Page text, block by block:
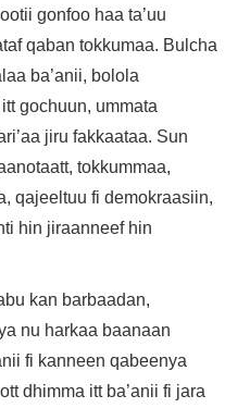
gonfoo haa ta’uu
qaban tokkumaa. Bulcha
ba’anii, bolola
gochuun, ummata
jiru fakkaataa. Sun
tokkummaa,
qajeeltuu fi demokraasiin,
hin jiraanneef hin
kan barbaadan,
nu harkaa baanaan
fi kanneen qabeenya
dhimma itt ba’anii fi jara